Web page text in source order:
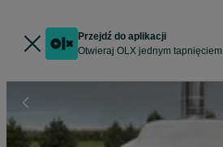
Przejdź do aplikacji
Otwieraj OLX jednym tapnięciem